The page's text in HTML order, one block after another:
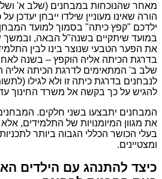
מאחר שהנוכחות במבחנים (שלב א'
הורה שאינו מעוניין שילדו ייבחן
ילדכם "קפץ כיתה" בסמוך למועד
במועד שיתקיים בשנה"ל הבאה, ובמשך
את הפער הטבעי שנוצר בינו לבין
בדרגת הכיתה אליה הוקפץ – בשנה
שלב ב' המתאימים לדרגת הכיתה אליה
לנבחנים בדרגת כיתה זו ולא לגילו
להגיש על כך בקשה אל משרד החינוך עד ל-
המבחנים יתבצעו בשני חלקים.
את מגוון המיומנויות של התלמידים,
בעלי הכושר הכללי הגבוה ביותר
ומצטיינים.
כיצד להתנהג עם הילדים